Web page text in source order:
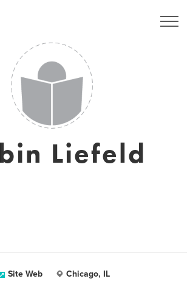
Liefeld
Site Web Chicago, IL